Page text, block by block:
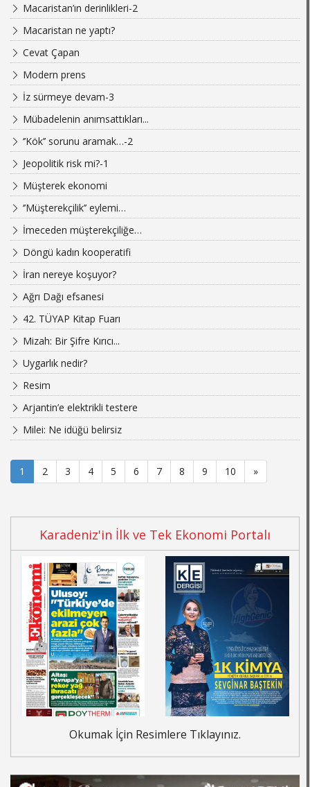
Macaristan’ın derinlikleri-2
Macaristan ne yaptı?
Cevat Çapan
Modern prens
İz sürmeye devam-3
Mübadelenin anımsattıkları...
‘’Kök’’ sorunu aramak…-2
Jeopolitik risk mi?-1
Müşterek ekonomi
‘’Müşterekçilik’’ eylemi…
İmeceden müşterekçiliğe…
Döngü kadın kooperatifi
İran nereye koşuyor?
Ağrı Dağı efsanesi
42. TÜYAP Kitap Fuarı
Mizah: Bir Şifre Kırıcı...
Uygarlık nedir?
Resim
Arjantin’e elektrikli testere
Milei: Ne idüğü belirsiz
1 2 3 4 5 6 7 8 9 10 »
Karadeniz'in İlk ve Tek Ekonomi Portalı
Okumak İçin Resimlere Tıklayınız.